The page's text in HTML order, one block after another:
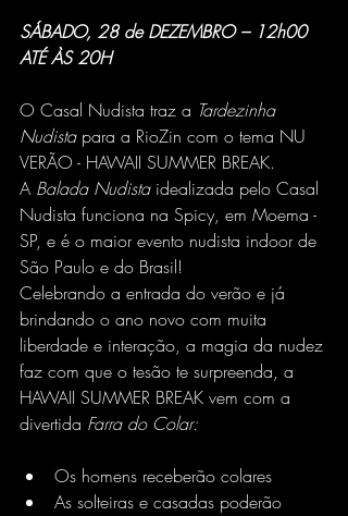
SÁBADO, 28 de DEZEMBRO – 12h00
ATÉ ÀS 20H
O Casal Nudista traz a Tardezinha
Nudista para a RioZin com o tema NU
VERÃO - HAWAII SUMMER BREAK.
A Balada Nudista idealizada pelo Casal
Nudista funciona na Spicy, em Moema -
SP, e é o maior evento nudista indoor de
São Paulo e do Brasil!
Celebrando a entrada do verão e já
brindando o ano novo com muita
liberdade e interação, a magia da nudez
faz com que o tesão te surpreenda, a
HAWAII SUMMER BREAK vem com a
divertida Farra do Colar:
Os homens receberão colares
As solteiras e casadas poderão